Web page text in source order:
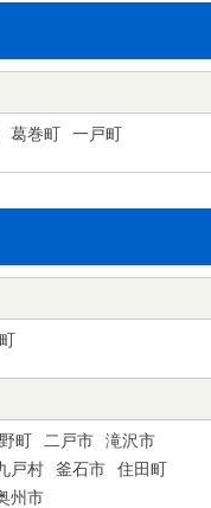
葛巻町 一戸町
町 二戸市
滝沢市
戸村 釜石市
住田町
州市